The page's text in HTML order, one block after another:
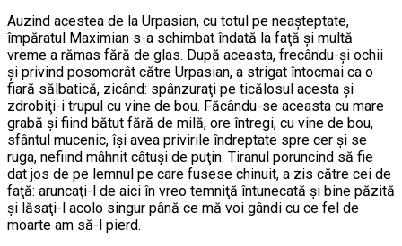
Auzind acestea de la Urpasian, cu totul pe neaşteptate,
împăratul Maximian s-a schimbat îndată la faţă şi multă
vreme a rămas fără de glas. După aceasta, frecându-şi ochii
şi privind posomorât către Urpasian, a strigat întocmai ca o
fiară sălbatică, zicând: spânzuraţi pe ticălosul acesta şi
zdrobiţi-i trupul cu vine de bou. Făcându-se aceasta cu mare
grabă şi fiind bătut fără de milă, ore întregi, cu vine de bou,
sfântul mucenic, îşi avea privirile îndreptate spre cer şi se
ruga, nefiind mâhnit câtuşi de puţin. Tiranul poruncind să fie
dat jos de pe lemnul pe care fusese chinuit, a zis către cei de
faţă: aruncaţi-l de aici în vreo temniţă întunecată şi bine păzită
şi lăsaţi-l acolo singur până ce mă voi gândi cu ce fel de
moarte am să-l pierd.